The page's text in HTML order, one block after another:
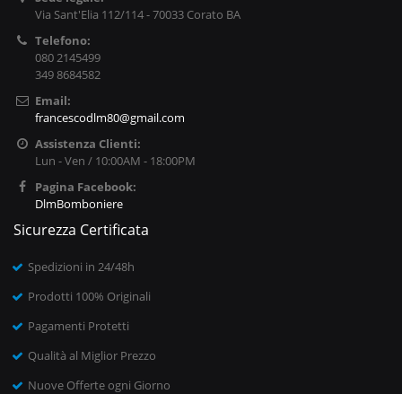
Via Sant'Elia 112/114 - 70033 Corato BA
Telefono:
080 2145499
349 8684582
Email:
francescodlm80@gmail.com
Assistenza Clienti:
Lun - Ven / 10:00AM - 18:00PM
Pagina Facebook:
DlmBomboniere
Sicurezza Certificata
Spedizioni in 24/48h
Prodotti 100% Originali
Pagamenti Protetti
Qualità al Miglior Prezzo
Nuove Offerte ogni Giorno